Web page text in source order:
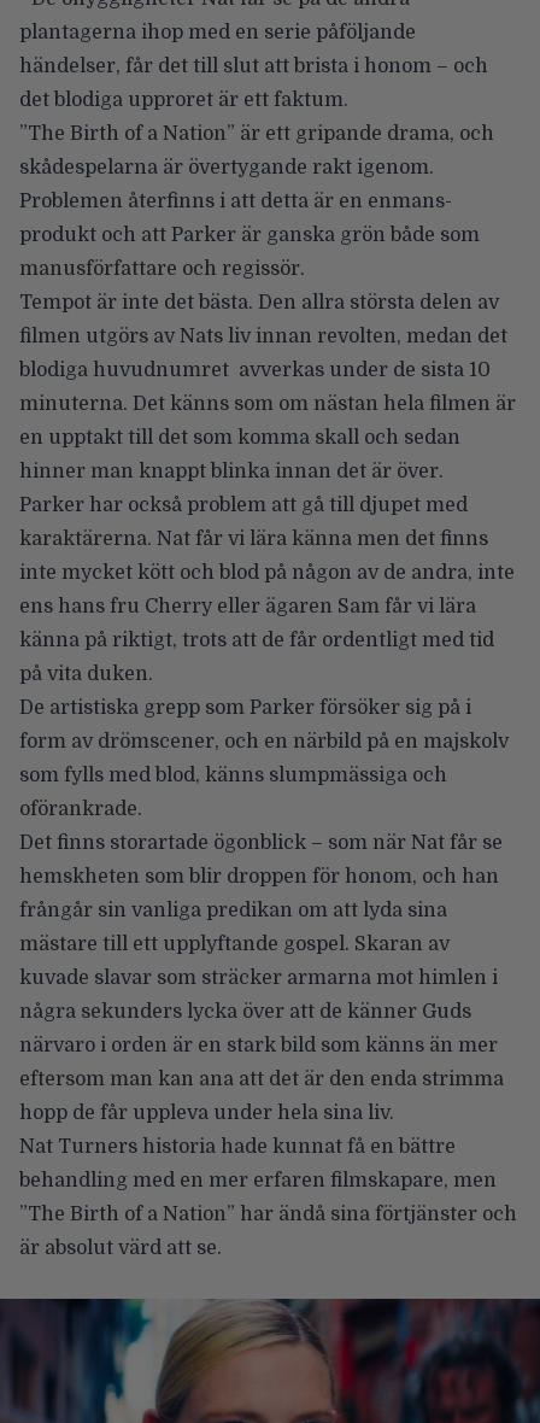
plantagerna ihop med en serie påföljande
händelser, får det till slut att brista i honom – och
det blodiga upproret är ett faktum.
”The Birth of a Nation” är ett gripande drama, och
skådespelarna är övertygande rakt igenom.
Problemen återfinns i att detta är en enmans-
produkt och att Parker är ganska grön både som
manusförfattare och regissör.
Tempot är inte det bästa. Den allra största delen av
filmen utgörs av Nats liv innan revolten, medan det
blodiga huvudnumret avverkas under de sista 10
minuterna. Det känns som om nästan hela filmen är
en upptakt till det som komma skall och sedan
hinner man knappt blinka innan det är över.
Parker har också problem att gå till djupet med
karaktärerna. Nat får vi lära känna men det finns
inte mycket kött och blod på någon av de andra, inte
ens hans fru Cherry eller ägaren Sam får vi lära
känna på riktigt, trots att de får ordentligt med tid
på vita duken.
De artistiska grepp som Parker försöker sig på i
form av drömscener, och en närbild på en majskolv
som fylls med blod, känns slumpmässiga och
oförankrade.
Det finns storartade ögonblick – som när Nat får se
hemskheten som blir droppen för honom, och han
frångår sin vanliga predikan om att lyda sina
mästare till ett upplyftande gospel. Skaran av
kuvade slavar som sträcker armarna mot himlen i
några sekunders lycka över att de känner Guds
närvaro i orden är en stark bild som känns än mer
eftersom man kan ana att det är den enda strimma
hopp de får uppleva under hela sina liv.
Nat Turners historia hade kunnat få en bättre
behandling med en mer erfaren filmskapare, men
”The Birth of a Nation” har ändå sina förtjänster och
är absolut värd att se.